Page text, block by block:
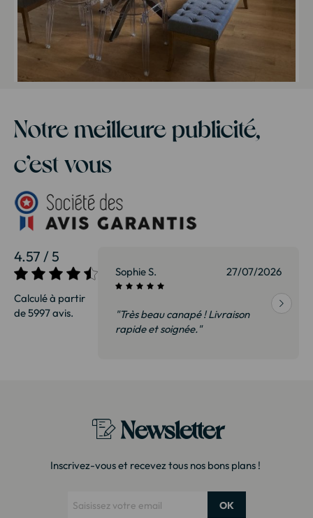
Notre meilleure publicité,
c’est vous
4.57 / 5
Calculé à partir
de 5997 avis.
27/07/2026 Sophie S. 27/07/2026
"Très beau canapé ! Livraison
rapide et soignée."
Newsletter
Inscrivez-vous et recevez tous nos bons plans !
OK